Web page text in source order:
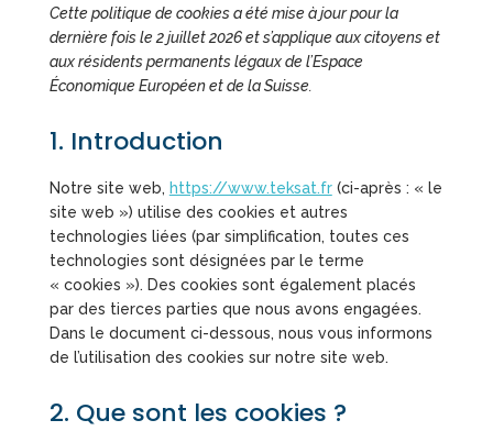
Cette politique de cookies a été mise à jour pour la
dernière fois le 2 juillet 2026 et s’applique aux citoyens et
aux résidents permanents légaux de l’Espace
Économique Européen et de la Suisse.
1. Introduction
Notre site web, https://www.teksat.fr(ci-après : « le
site web ») utilise des cookies et autres
technologies liées (par simplification, toutes ces
technologies sont désignées par le terme
« cookies »). Des cookies sont également placés
par des tierces parties que nous avons engagées.
Dans le document ci-dessous, nous vous informons
de l’utilisation des cookies sur notre site web.
2. Que sont les cookies ?